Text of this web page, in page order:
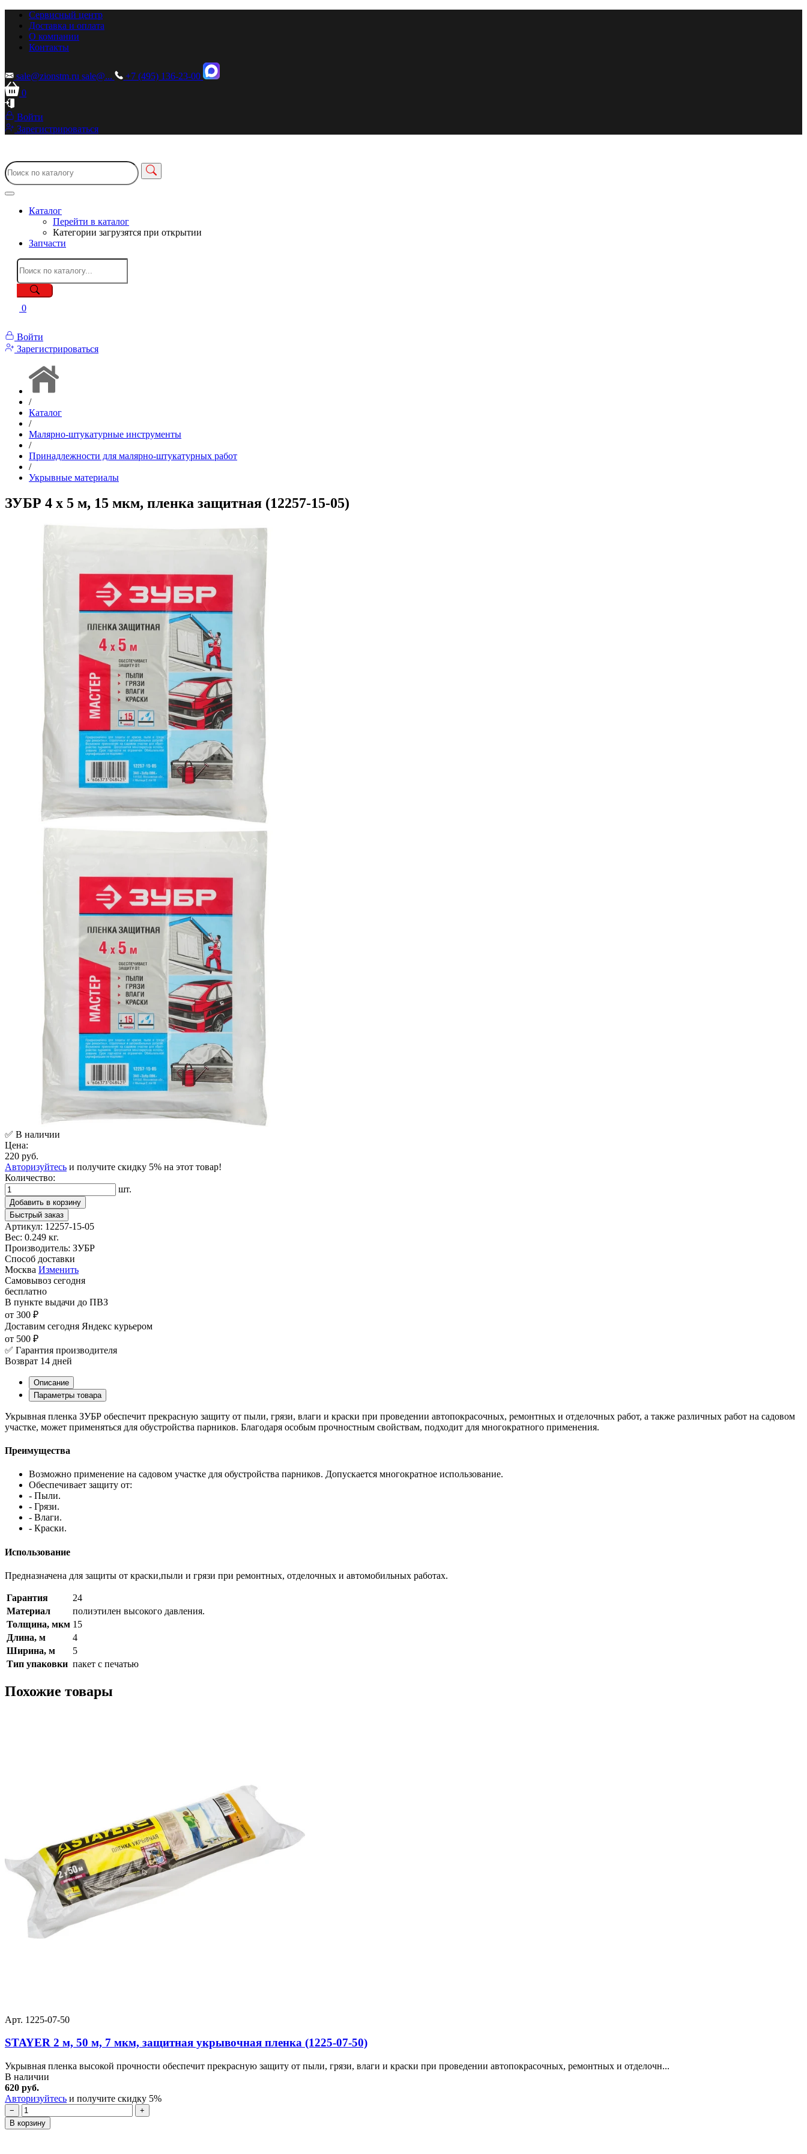
Сервисный центр
Доставка и оплата
О компании
Контакты
sale@zionstm.ru sale@...
+7 (495) 136-23-00
0
Войти
Зарегистрироваться
Каталог
Перейти в каталог
Категории загрузятся при открытии
Запчасти
0
Войти
Зарегистрироваться
/
Каталог
/
Малярно-штукатурные инструменты
/
Принадлежности для малярно-штукатурных работ
/
Укрывные материалы
ЗУБР 4 x 5 м, 15 мкм, пленка защитная (12257-15-05)
✅ В наличии
Цена:
220 руб.
Авторизуйтесь и получите скидку 5% на этот товар!
Количество:
шт.
Добавить в корзину
Быстрый заказ
Артикул: 12257-15-05
Вес: 0.249 кг.
Производитель: ЗУБР
Способ доставки
Москва Изменить
Самовывоз сегодня
бесплатно
В пункте выдачи до ПВЗ
от 300 ₽
Доставим сегодня Яндекс курьером
от 500 ₽
✅ Гарантия производителя
Возврат 14 дней
Описание
Параметры товара
Укрывная пленка ЗУБР обеспечит прекрасную защиту от пыли, грязи, влаги и краски при проведении автопокрасочных, ремонтных и отделочных работ, а также различных работ на садовом
участке, может применяться для обустройства парников. Благодаря особым прочностным свойствам, подходит для многократного применения.
Преимущества
Возможно применение на садовом участке для обустройства парников. Допускается многократное использование.
Обеспечивает защиту от:
- Пыли.
- Грязи.
- Влаги.
- Краски.
Использование
Предназначена для защиты от краски,пыли и грязи при ремонтных, отделочных и автомобильных работах.
Гарантия
24
Материал
полиэтилен высокого давления.
Толщина, мкм 15
Длина, м
4
Ширина, м
5
Тип упаковки пакет с печатью
Похожие товары
Арт. 1225-07-50
STAYER 2 м, 50 м, 7 мкм, защитная укрывочная пленка (1225-07-50)
Укрывная пленка высокой прочности обеспечит прекрасную защиту от пыли, грязи, влаги и краски при проведении автопокрасочных, ремонтных и отделочн...
В наличии
620 руб.
Авторизуйтесь и получите скидку 5%
−
+
В корзину